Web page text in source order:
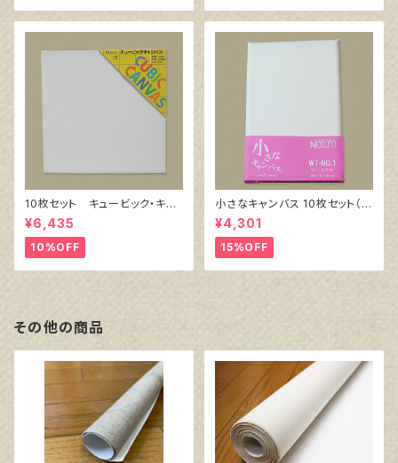
10枚セット キュービック・キャ
ンバス白（縦150㎜×横150㎜×
厚38㎜）
¥6,435
10%OFF
小さなキャンバス 10枚セット（ホ
ワイト塗りキャンバス張り）
¥4,301
15%OFF
その他の商品